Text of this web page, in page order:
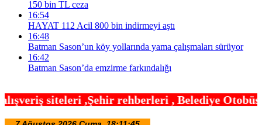
150 bin TL ceza
16:54
HAYAT 112 Acil 800 bin indirmeyi aştı
16:48
Batman Sason’un köy yollarında yama çalışmaları sürüyor
16:42
Batman Sason’da emzirme farkındalığı
,Şehir rehberleri , Belediye